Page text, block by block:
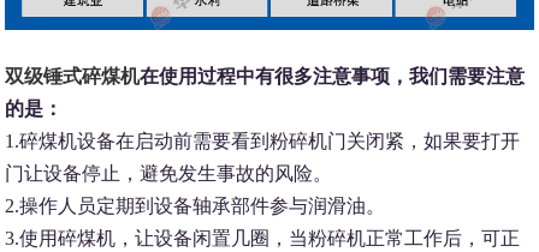
双级锤式碎煤机在使用过程中有很多注意事项，我们需要注意
的是：
1.碎煤机设备在启动前需要看到粉碎机门关闭紧，如果要打开
门让设备停止，避免发生事故的风险。
2.操作人员定期到设备轴承部件参与润滑油。
3.使用碎煤机，让设备闲置几圈，当粉碎机正常工作后，可正